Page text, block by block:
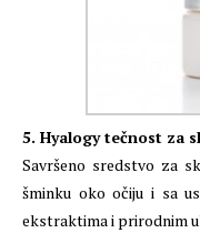
5. Hyalogy tečnost za
Savršeno sredstvo za
šminku oko očiju i sa
ekstraktima i prirodnim